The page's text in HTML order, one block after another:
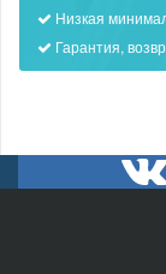
Низкая
Гарантия,